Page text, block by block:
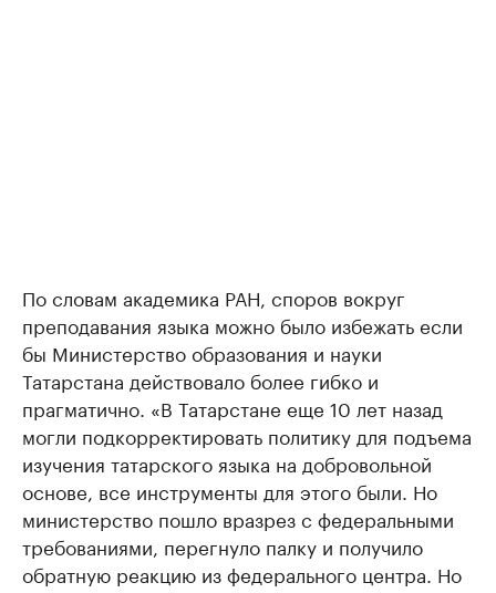
По словам академика РАН, споров вокруг
преподавания языка можно было избежать если
бы Министерство образования и науки
Татарстана действовало более гибко и
прагматично. «В Татарстане еще 10 лет назад
могли подкорректировать политику для подъема
изучения татарского языка на добровольной
основе, все инструменты для этого были. Но
министерство пошло вразрез с федеральными
требованиями, перегнуло палку и получило
обратную реакцию из федерального центра. Но